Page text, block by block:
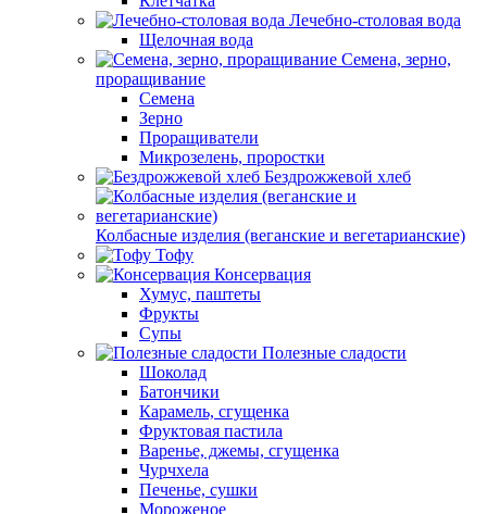
Лечебно-столовая вода
Щелочная вода
Семена, зерно,
проращивание
Семена
Зерно
Проращиватели
Микрозелень, проростки
Бездрожжевой хлеб
Колбасные изделия (веганские и вегетарианские)
Тофу
Консервация
Хумус, паштеты
Фрукты
Супы
Полезные сладости
Шоколад
Батончики
Карамель, сгущенка
Фруктовая пастила
Варенье, джемы, сгущенка
Чурчхела
Печенье, сушки
Мороженое